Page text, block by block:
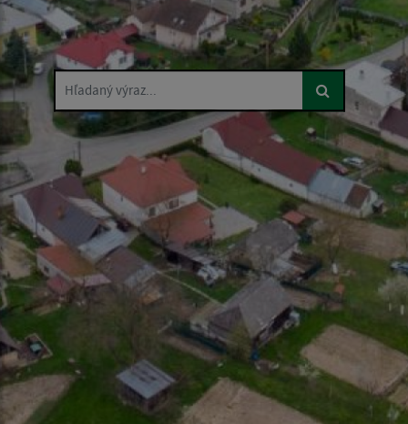
Hľadaný výraz...